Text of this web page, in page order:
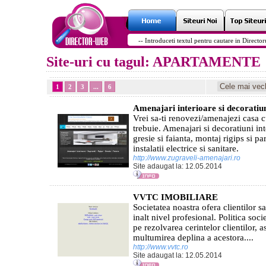
Site-uri cu tagul: APARTAMENTE
1 2 3 ... 6
Amenajari interioare si
Vrei sa-ti renovezi/amenajezi casa
trebuie. Amenajari si decoratiuni
gresie si faianta, montaj rigips si
instalatii electrice si sanitare.
http://www.zugraveli-amenajari.ro
Site adaugat la: 12.05.2014
VVTC IMOBILIARE
Societatea noastra ofera clientilor
inalt nivel profesional. Politica
pe rezolvarea cerintelor clientilor,
multumirea deplina a acestora....
http://www.vvtc.ro
Site adaugat la: 12.05.2014